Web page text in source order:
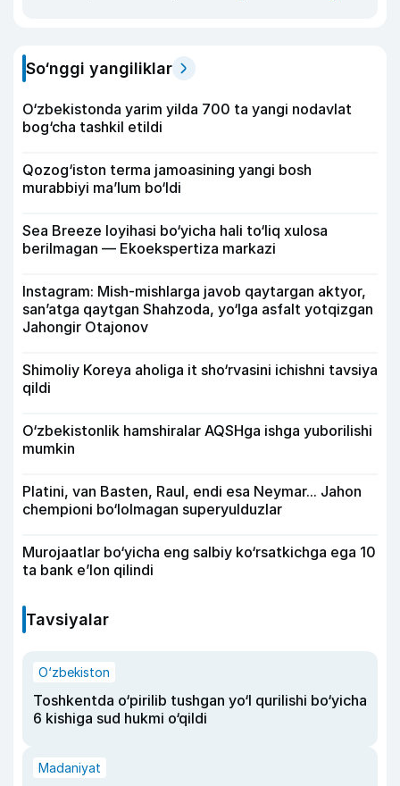
So‘nggi yangiliklar
O‘zbekistonda yarim yilda 700 ta yangi nodavlat
bog‘cha tashkil etildi
Qozog‘iston terma jamoasining yangi bosh
murabbiyi ma’lum bo‘ldi
Sea Breeze loyihasi bo‘yicha hali to‘liq xulosa
berilmagan — Ekoekspertiza markazi
Instagram: Mish-mishlarga javob qaytargan aktyor,
san’atga qaytgan Shahzoda, yo‘lga asfalt yotqizgan
Jahongir Otajonov
Shimoliy Koreya aholiga it sho‘rvasini ichishni tavsiya
qildi
O‘zbekistonlik hamshiralar AQSHga ishga yuborilishi
mumkin
Platini, van Basten, Raul, endi esa Neymar... Jahon
chempioni bo‘lolmagan superyulduzlar
Murojaatlar bo‘yicha eng salbiy ko‘rsatkichga ega 10
ta bank e’lon qilindi
Tavsiyalar
O‘zbekiston
Toshkentda o‘pirilib tushgan yo‘l qurilishi bo‘yicha
6 kishiga sud hukmi o‘qildi
Madaniyat